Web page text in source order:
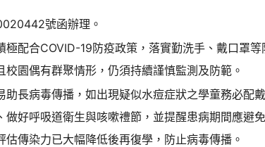
號函辦理。
配合COVID-19防疫政策，落實勤洗手、戴口罩
園偶有群聚情形，仍須持續謹慎監測及防範。
長病毒傳播，如出現疑似水痘症狀之學童務必配
好呼吸道衛生與咳嗽禮節，並提醒患病期間應避
傳染力已大幅降低後再復學，防止病毒傳播。